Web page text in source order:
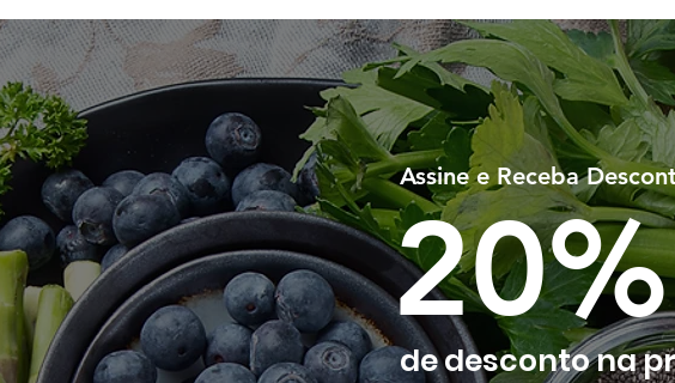
Assine e Receba
20%
de desconto na